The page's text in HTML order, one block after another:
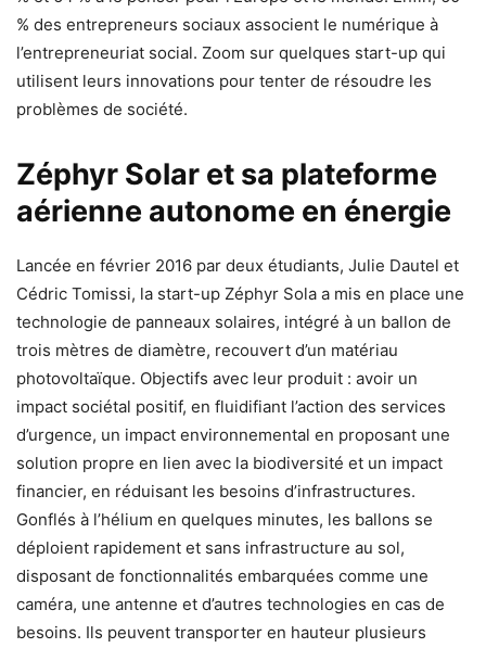
% des entrepreneurs sociaux associent le numérique à
l’entrepreneuriat social. Zoom sur quelques start-up qui
utilisent leurs innovations pour tenter de résoudre les
problèmes de société.
Zéphyr Solar et sa plateforme
aérienne autonome en énergie
Lancée en février 2016 par deux étudiants, Julie Dautel et
Cédric Tomissi, la start-up Zéphyr Sola a mis en place une
technologie de panneaux solaires, intégré à un ballon de
trois mètres de diamètre, recouvert d’un matériau
photovoltaïque. Objectifs avec leur produit : avoir un
impact sociétal positif, en fluidifiant l’action des services
d’urgence, un impact environnemental en proposant une
solution propre en lien avec la biodiversité et un impact
financier, en réduisant les besoins d’infrastructures.
Gonflés à l’hélium en quelques minutes, les ballons se
déploient rapidement et sans infrastructure au sol,
disposant de fonctionnalités embarquées comme une
caméra, une antenne et d’autres technologies en cas de
besoins. Ils peuvent transporter en hauteur plusieurs